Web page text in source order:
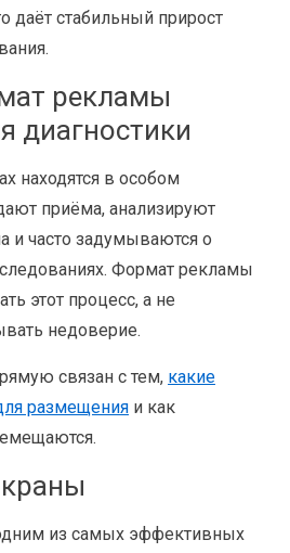
даёт стабильный прирост
рекламы
диагностики
находятся в особом
приёма, анализируют
и часто задумываются о
Формат рекламы
этот процесс, а не
недоверие.
связан с тем, какие
размещения и как
из самых эффективных